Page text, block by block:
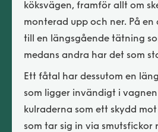
köksvägen, framför allt om
monterad upp och ner. På en
till en längsgående tätning
medans andra har det som
Ett fåtal har dessutom en
som ligger invändigt i
kulraderna som ett skydd
som tar sig in via smutsfickor